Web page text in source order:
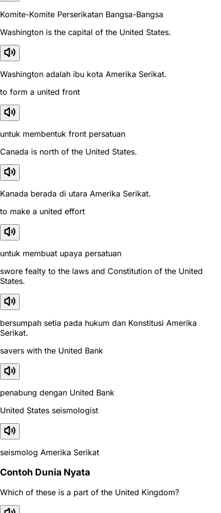
Komite-Komite Perserikatan Bangsa-Bangsa
Washington is the capital of the United States.
Washington adalah ibu kota Amerika Serikat.
to form a united front
untuk membentuk front persatuan
Canada is north of the United States.
Kanada berada di utara Amerika Serikat.
to make a united effort
untuk membuat upaya persatuan
swore fealty to the laws and Constitution of the United
States.
bersumpah setia pada hukum dan Konstitusi Amerika
Serikat.
savers with the United Bank
penabung dengan United Bank
United States seismologist
seismolog Amerika Serikat
Contoh Dunia Nyata
Which of these is a part of the United Kingdom?